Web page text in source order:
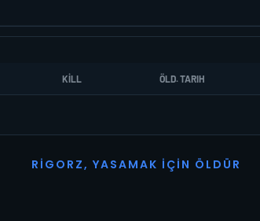
KILL ÖLD. TARIH
R I G O R Z, YASAMAK İ ÇI N Ö L D Ü R